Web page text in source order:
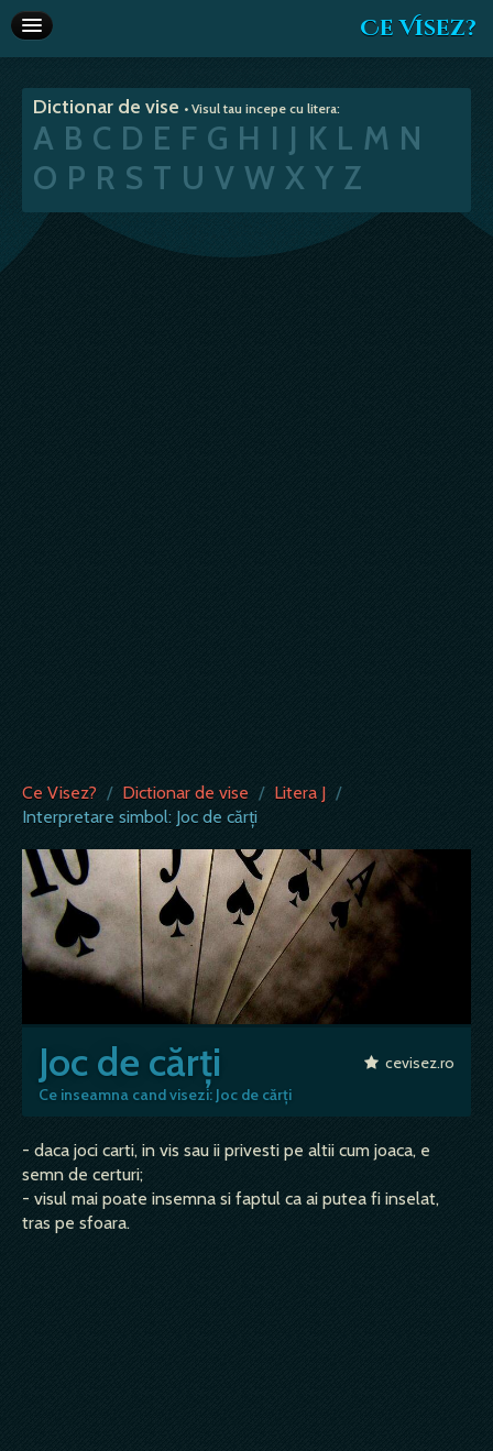
Ce Visez?
Interpretare vise
Articole
Va recomandam
Dictionar de vise • Visul tau incepe cu litera:
A B C D E F G H I J K L M N
O P R S T U V W X Y Z
Ce Visez? / Dictionar de vise / Litera J /
Interpretare simbol: Joc de cărți
Joc de cărți
Ce inseamna cand visezi: Joc de cărți
cevisez.ro
- daca joci carti, in vis sau ii privesti pe altii cum joaca, e
semn de certuri;
- visul mai poate insemna si faptul ca ai putea fi inselat,
tras pe sfoara.